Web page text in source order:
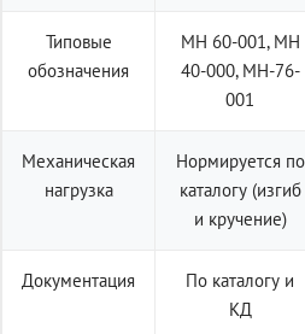
Типовые
обозначения
МН 60-001, МН
40-000, МН-76-
001
Механическая
нагрузка
Нормируется по
каталогу (изгиб
и кручение)
Документация
По каталогу и
КД